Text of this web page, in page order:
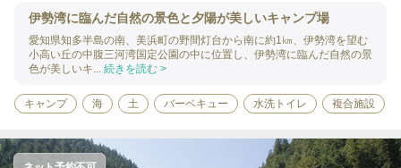
伊勢湾に臨んだ自然の景色と夕陽が美しいキャンプ場
愛知県知多半島の南、美浜町の野間灯台から南に約1㎞、伊勢湾を望む
小高い丘の中腹三河湾国定公園の中に位置し、伊勢湾に臨んだ自然の景
色が美しいキ... 続きを読む >
キャンプ 海 土 バーベキュー 水洗トイレ 複合施設